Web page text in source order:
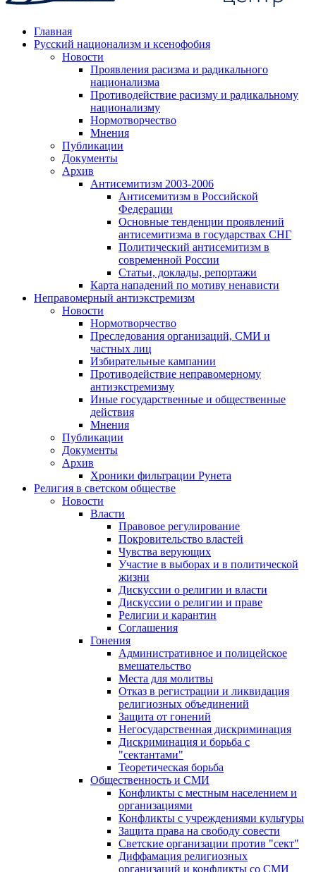
Главная
Русский национализм и ксенофобия
Новости
Проявления расизма и радикального
национализма
Противодействие расизму и радикальному
национализму
Нормотворчество
Мнения
Публикации
Документы
Архив
Антисемитизм 2003-2006
Антисемитизм в Российской
Федерации
Основные тенденции проявлений
антисемитизма в государствах СНГ
Политический антисемитизм в
современной России
Статьи, доклады, репортажи
Карта нападений по мотиву ненависти
Неправомерный антиэкстремизм
Новости
Нормотворчество
Преследования организаций, СМИ и
частных лиц
Избирательные кампании
Противодействие неправомерному
антиэкстремизму
Иные государственные и общественные
действия
Мнения
Публикации
Документы
Архив
Хроники фильтрации Рунета
Религия в светском обществе
Новости
Власти
Правовое регулирование
Покровительство властей
Чувства верующих
Участие в выборах и в политической
жизни
Дискуссии о религии и власти
Дискуссии о религии и праве
Религии и карантин
Соглашения
Гонения
Административное и полицейское
вмешательство
Места для молитвы
Отказ в регистрации и ликвидация
религиозных объединений
Защита от гонений
Негосударственная дискриминация
Дискриминация и борьба с
"сектантами"
Теоретическая борьба
Общественность и СМИ
Конфликты с местным населением и
организациями
Конфликты с учреждениями культуры
Защита права на свободу совести
Светские организации против "сект"
Диффамация религиозных
организаций и конфликты со СМИ